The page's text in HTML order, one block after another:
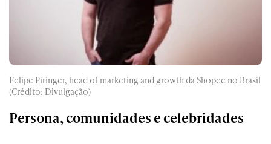
Felipe Piringer, head of marketing and growth da Shopee no Brasil
(Crédito: Divulgação)
Persona, comunidades e celebridades